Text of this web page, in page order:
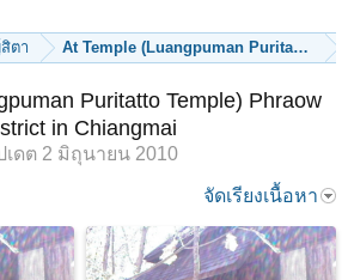
ตา At Temple (Luangpuman Puritatto
Puritatto Temple) Phraow
in Chiangmai
เดต 2 มิถุนายน 2010
จัดเรียงเนื้อหา